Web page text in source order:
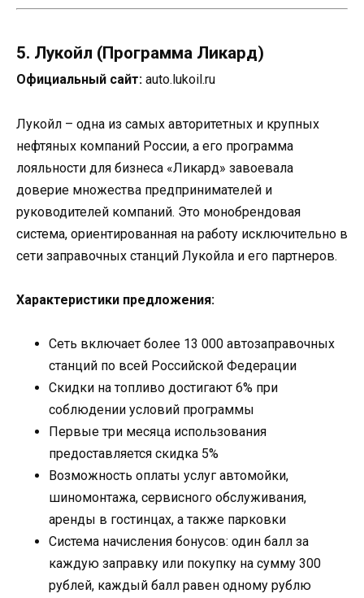
5. Лукойл (Программа Ликард)
Официальный сайт: auto.lukoil.ru
Лукойл – одна из самых авторитетных и крупных
нефтяных компаний России, а его программа
лояльности для бизнеса «Ликард» завоевала
доверие множества предпринимателей и
руководителей компаний. Это монобрендовая
система, ориентированная на работу исключительно в
сети заправочных станций Лукойла и его партнеров.
Характеристики предложения:
Сеть включает более 13 000 автозаправочных
станций по всей Российской Федерации
Скидки на топливо достигают 6% при
соблюдении условий программы
Первые три месяца использования
предоставляется скидка 5%
Возможность оплаты услуг автомойки,
шиномонтажа, сервисного обслуживания,
аренды в гостинцах, а также парковки
Система начисления бонусов: один балл за
каждую заправку или покупку на сумму 300
рублей, каждый балл равен одному рублю